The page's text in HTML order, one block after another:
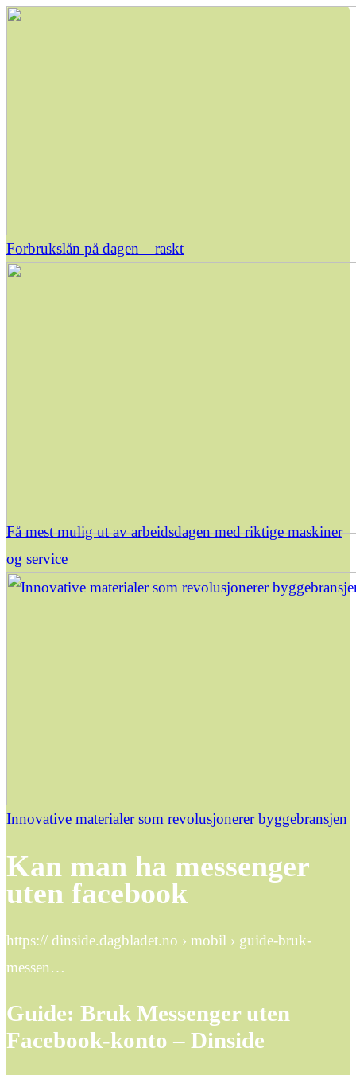
Forbrukslån på dagen – raskt
Få mest mulig ut av arbeidsdagen med riktige maskiner
og service
Innovative materialer som revolusjonerer byggebransjen
Kan man ha messenger
uten facebook
https:// dinside.dagbladet.no › mobil › guide-bruk-
messen…
Guide: Bruk Messenger uten
Facebook-konto – Dinside